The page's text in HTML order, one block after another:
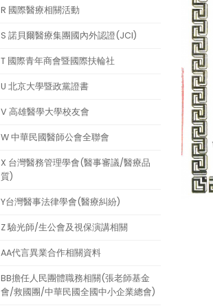
R 國際醫療相關活動
S 諾貝爾醫療集團國內外認證(JCI)
T 國際青年商會暨國際扶輪社
U 北京大學暨政黨證書
V 高雄醫學大學校友會
W 中華民國醫師公會全聯會
X 台灣醫務管理學會(醫事審議/醫療品
質)
Y台灣醫事法律學會(醫療糾紛)
Z 驗光師/生公會及視保演講相關
AA代言異業合作相關資料
BB擔任人民團體職務相關(張老師基金
會/救國團/中華民國全國中小企業總會)